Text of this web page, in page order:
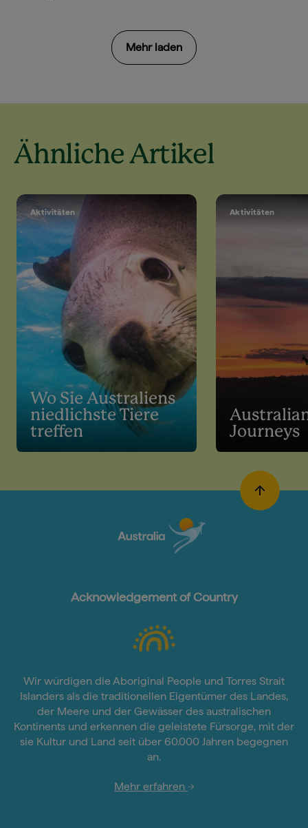
Mehr laden
Ähnliche Artikel
Aktivitäten
Wo Sie Australiens
niedlichste Tiere
treffen
Aktivitäten
Journeys
Acknowledgement of Country
Wir würdigen die Aboriginal People und Torres Strait
Islanders als die traditionellen Eigentümer des Landes,
der Meere und der Gewässer des australischen
Kontinents und erkennen die geleistete Fürsorge, mit der
sie Kultur und Land seit über 60.000 Jahren begegnen
an.
Mehr erfahren